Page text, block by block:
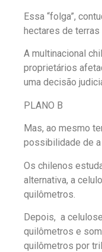
Essa “folga”,
hectares de
A multinacional
proprietários
uma decisão
PLANO B
Mas, ao mesmo
possibilidade de
Os chilenos
alternativa, a
quilômetros.
Depois, a
quilômetros e
quilômetros por